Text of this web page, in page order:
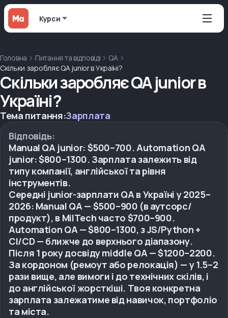
Курси
Головна Питання та відповіді
QA
Скільки заробляє QA junior в Україні?
Скільки заробляє QA junior в
Україні?
Тема питання:Зарплата
Відповідь:
Manual QA junior: $500–700. Automation QA
junior: $800–1300. Зарплата залежить від
типу компанії, англійської та рівня
інструментів.
Середні junior-зарплати QA в Україні у 2025–
2026: Manual QA — $500–900 (в аутсорс/
продукт), в MilTech часто $700–900.
Automation QA — $800–1300, з JS/Python +
CI/CD — ближче до верхнього діапазону.
Після 1 року досвіду middle QA — $1200–2200.
За кордоном (ремоут або релокація) — у 1.5–2
рази вище, але вимоги і до технічних скілів, і
до англійської жорсткіші. Твоя конкретна
зарплата залежатиме від навичок, портфоліо
та міста.